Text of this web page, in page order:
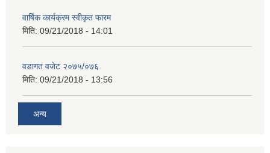
वार्षिक कार्यक्रम स्वीकृत फारम
मिति: 09/21/2018 - 14:01
वडागत वजेट २०७५/०७६
मिति: 09/21/2018 - 13:56
अन्य